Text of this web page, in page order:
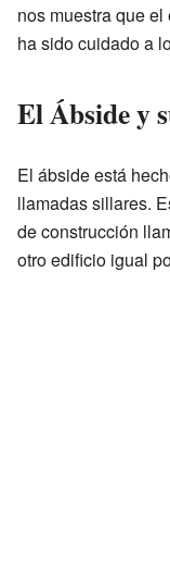
nos muestra que
ha sido cuidado a
El Ábside y
El ábside está
llamadas sillares.
de construcción
otro edificio igual